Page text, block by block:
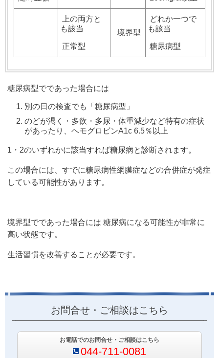
上の両方と
も該当
正常型
境界型
どれか一つで
も該当
糖尿病型
糖尿病型でであった場合には
別の日の検査でも「糖尿病型」
のどが渇く・多飲・多尿・体重減少など特有の症状
があったり、ヘモグロビンA1c 6.5％以上
1・2のいずれかに該当すれば糖尿病と診断されます。
この場合には、すでに糖尿病性網膜症などの合併症が発症
している可能性があります。
境界型でであった場合には 糖尿病になる可能性が非常に
高い状態です。
生活習慣を改善することが必要です。
お問合せ・ご相談はこちら
お電話でのお問合せ・ご相談はこちら
044-711-0081